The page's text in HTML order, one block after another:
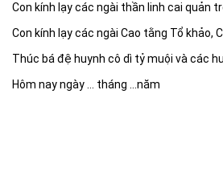
Con kính lạy các ngài thần linh cai quản
Con kính lạy các ngài Cao tằng Tổ khảo,
Thúc bá đệ huynh cô dì tỷ muội và các
Hôm nay ngày … tháng …năm